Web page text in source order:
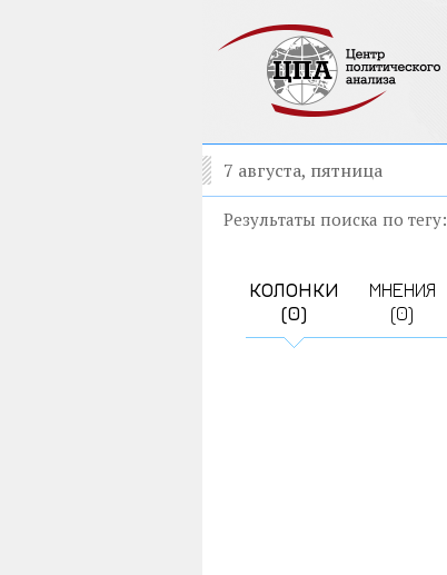
7 августа, пятница
Результаты поиска по тегу:
КОЛОНКИ
(0)
МНЕНИЯ
(0)